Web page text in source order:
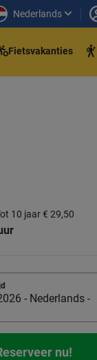
Nederlands
Fietsvakanties
10 jaar € 29,50
- Nederlands -
nu!